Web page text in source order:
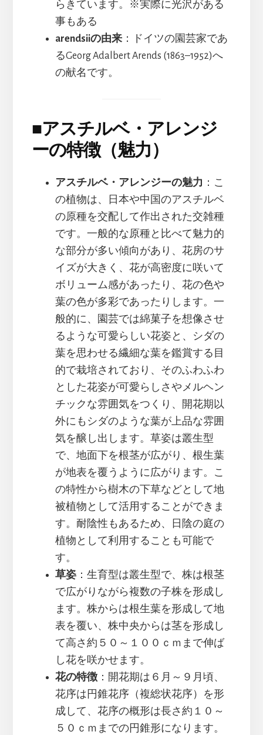
らきています。※実際に光沢がある
事もある
arendsiiの由来：ドイツの園芸家であ
るGeorg Adalbert Arends (1863–1952)へ
の献名です。
■アスチルベ・アレンジ
ーの特徴（魅力）
アスチルベ・アレンジーの魅力
：こ
の植物は、日本や中国のアスチルベ
の原種を交配して作出された交雑種
です。一般的な原種と比べて魅力的
な部分が多い傾向があり、花房のサ
イズが大きく、花が高密度に咲いて
ボリューム感があったり、花の色や
葉の色が多彩であったりします。一
般的に、園芸では綿菓子を想像させ
るような可愛らしい花姿と、シダの
葉を思わせる繊細な葉を鑑賞する目
的で栽培されており、そのふわふわ
とした花姿が可愛らしさやメルヘン
チックな雰囲気をつくり、開花期以
外にもシダのような葉が上品な雰囲
気を醸し出します。草姿は叢生型
で、地面下を根茎が広がり、根生葉
が地表を覆うように広がります。こ
の特性から樹木の下草などとして地
被植物として活用することができま
す。耐陰性もあるため、日陰の庭の
植物として利用することも可能で
す。
草姿：生育型は叢生型で、株は根茎
で広がりながら複数の子株を形成し
ます。株からは根生葉を形成して地
表を覆い、株中央からは茎を形成し
て高さ約５０～１００ｃｍまで伸ば
し花を咲かせます。
花の特徴：開花期は６月～９月頃、
花序は円錐花序（複総状花序）を形
成して、花序の概形は長さ約１０～
５０ｃｍまでの円錐形になります。